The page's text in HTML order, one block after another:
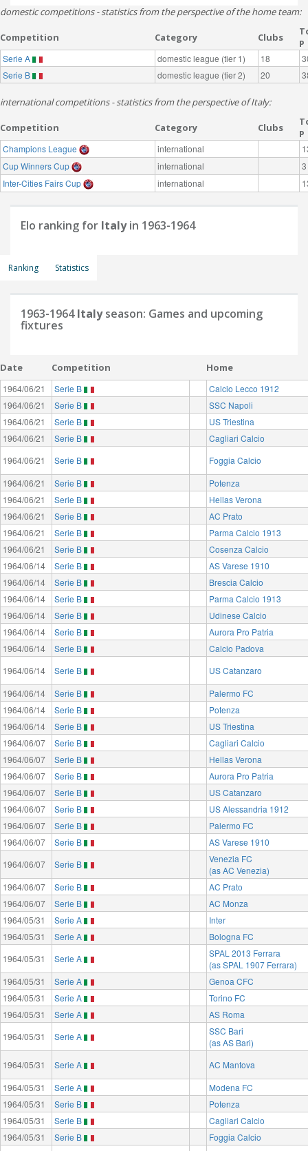
domestic competitions - statistics from the perspective of the home team:
Competition Category Clubs
P
Serie A domestic league (tier 1) 18
Serie B
domestic league (tier 2) 20
international competitions - statistics from the perspective of Italy:
Competition Category Clubs
P
Champions League international
Cup Winners Cup
international
3
Inter-Cities Fairs Cup
international
Elo ranking for Italyin 1963-1964
Ranking Statistics
1963-1964Italyseason: Games and upcoming
fixtures
Date Competition Home
1964/06/21 Serie B
Calcio Lecco 1912
1964/06/21
Serie B
SSC Napoli
1964/06/21
Serie B
US Triestina
1964/06/21
Serie B
Cagliari Calcio
1964/06/21
Serie B
Foggia Calcio
1964/06/21
Serie B
Potenza
1964/06/21
Serie B
Hellas Verona
1964/06/21
Serie B
AC Prato
1964/06/21
Serie B
Parma Calcio 1913
1964/06/21
Serie B
Cosenza Calcio
1964/06/14
Serie B
AS Varese 1910
1964/06/14
Serie B
Brescia Calcio
1964/06/14
Serie B
Parma Calcio 1913
1964/06/14
Serie B
Udinese Calcio
1964/06/14
Serie B
Aurora Pro Patria
1964/06/14
Serie B
Calcio Padova
1964/06/14
Serie B
US Catanzaro
1964/06/14
Serie B
Palermo FC
1964/06/14
Serie B
Potenza
1964/06/14
Serie B
US Triestina
1964/06/07
Serie B
Cagliari Calcio
1964/06/07
Serie B
Hellas Verona
1964/06/07
Serie B
Aurora Pro Patria
1964/06/07
Serie B
US Catanzaro
1964/06/07
Serie B
US Alessandria 1912
1964/06/07
Serie B
Palermo FC
1964/06/07
Serie B
AS Varese 1910
1964/06/07
Serie B
Venezia FC
(as AC Venezia)
1964/06/07
Serie B
AC Prato
1964/06/07
Serie B
AC Monza
1964/05/31
Serie A
Inter
1964/05/31
Serie A
Bologna FC
1964/05/31
Serie A
SPAL 2013 Ferrara
(as SPAL 1907 Ferrara)
1964/05/31
Serie A
Genoa CFC
1964/05/31
Serie A
Torino FC
1964/05/31
Serie A
AS Roma
1964/05/31
Serie A
SSC Bari
(as AS Bari)
1964/05/31
Serie A
AC Mantova
1964/05/31
Serie A
Modena FC
1964/05/31
Serie B
Potenza
1964/05/31
Serie B
Cagliari Calcio
1964/05/31
Serie B
Foggia Calcio